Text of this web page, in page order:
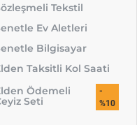
Tekstil
Ev Aletleri
Bilgisayar
Taksitli Kol Saati
Ödemeli
Seti
-
%10